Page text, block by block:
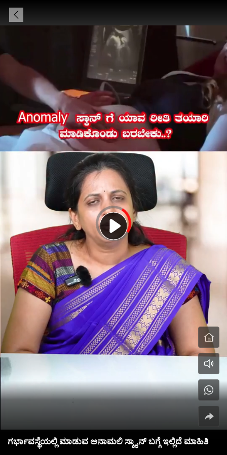
ಗರ್ಭಾವಸ್ಥೆಯಲ್ಲಿ ಮಾಡುವ ಅನಾಮಲಿ ಸ್ಕ್ಯಾನ್ ಬಗ್ಗೆ ಇಲ್ಲಿದೆ ಮಾಹಿತಿ